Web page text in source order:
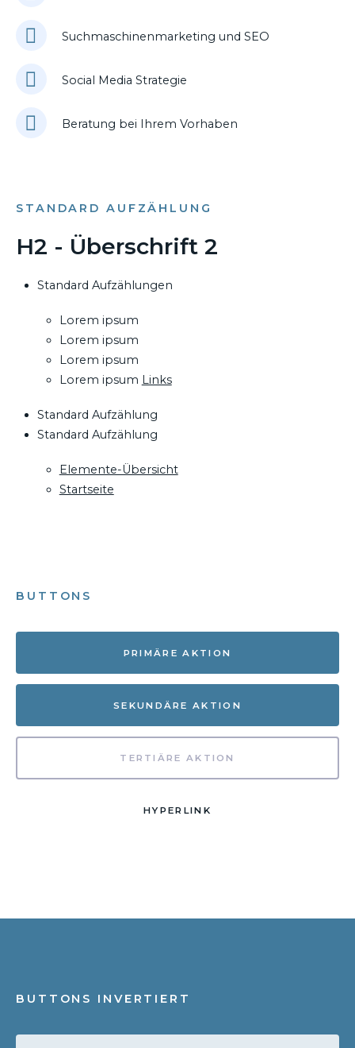
Suchmaschinenmarketing und SEO
Social Media Strategie
Beratung bei Ihrem Vorhaben
STANDARD AUFZÄHLUNG
H2 - Überschrift 2
Standard Aufzählungen
Lorem ipsum
Lorem ipsum
Lorem ipsum
Lorem ipsum Links
Standard Aufzählung
Standard Aufzählung
Elemente-Übersicht
Startseite
BUTTONS
PRIMÄRE AKTION
SEKUNDÄRE AKTION
TERTIÄRE AKTION
HYPERLINK
BUTTONS INVERTIERT